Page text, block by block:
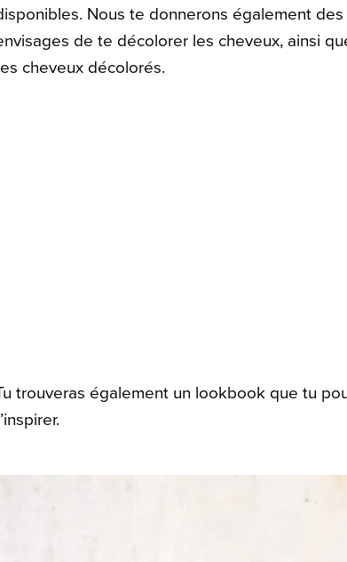
Nous te donnerons également
de te décolorer les cheveux, ainsi
cheveux décolorés.
trouveras également un lookbook que tu